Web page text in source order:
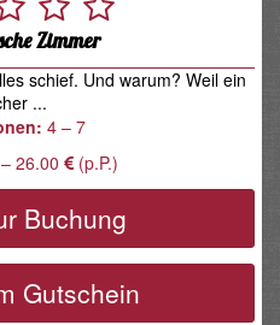
Zimmer
schief. Und warum? Weil ein
...
4 – 7
26.00 (p.P.)
Buchung
Gutschein